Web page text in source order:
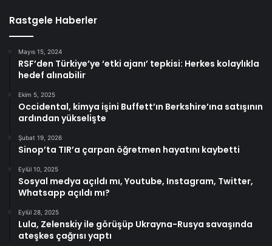
Rastgele Haberler
Mayıs 15, 2024
RSF’den Türkiye’ye ‘etki ajanı’ tepkisi: Herkes kolaylıkla
hedef alınabilir
Ekim 5, 2025
Occidental, kimya işini Buffett’ın Berkshire’ına satışının
ardından yükselişte
Şubat 19, 2026
Sinop’ta TIR’a çarpan öğretmen hayatını kaybetti
Eylül 10, 2025
Sosyal medya açıldı mı, Youtube, Instagram, Twitter,
Whatsapp açıldı mı?
Eylül 28, 2025
Lula, Zelenskiy ile görüşüp Ukrayna-Rusya savaşında
ateşkes çağrısı yaptı